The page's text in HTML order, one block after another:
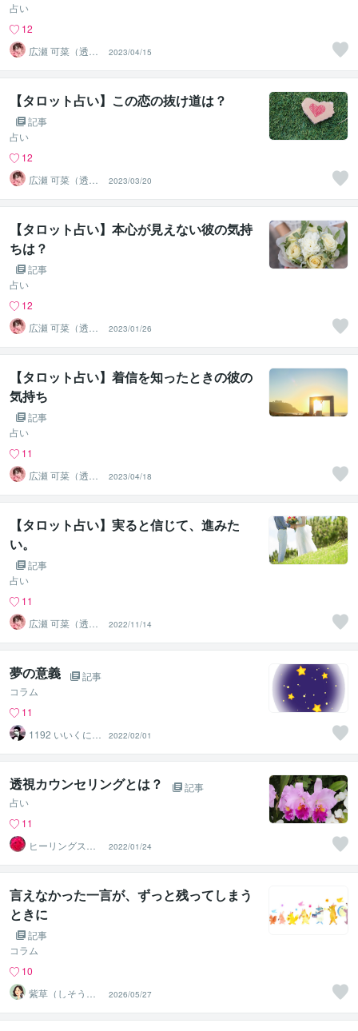
占い
12
広瀬 可菜（透視
タロット⭐占い
師）
2023/04/15
【タロット占い】この恋の抜け道は？
記事
占い
12
広瀬 可菜（透視
タロット⭐占い
師）
2023/03/20
【タロット占い】本心が見えない彼の気持
ちは？
記事
占い
12
広瀬 可菜（透視
タロット⭐占い
師）
2023/01/26
【タロット占い】着信を知ったときの彼の
気持ち
記事
占い
11
広瀬 可菜（透視
タロット⭐占い
師）
2023/04/18
【タロット占い】実ると信じて、進みた
い。
記事
占い
11
広瀬 可菜（透視
タロット⭐占い
師）
2022/11/14
夢の意義
記事
コラム
11
1192 いいくに
つく郎
2022/02/01
透視カウンセリングとは？
記事
占い
11
ヒーリングスペ
ース エッセンス
2022/01/24
言えなかった一言が、ずっと残ってしまう
ときに
記事
コラム
10
紫草（しそう）
❀真実の霊感霊
視・透視鑑定
2026/05/27